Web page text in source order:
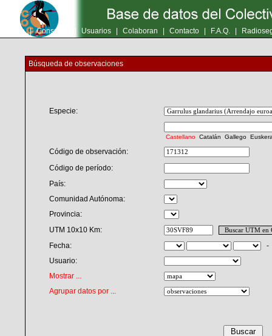
Inicio | Consultas Usuarios Colaboran Contacto F.A.Q.
Búsqueda de observaciones
Especie:
Castellano Catalán Gallego
Código de observación:
Código de período:
País:
Comunidad Autónoma:
Provincia:
UTM 10x10 Km:
Fecha:
Usuario:
Mostrar ...
Agrupar datos por ...